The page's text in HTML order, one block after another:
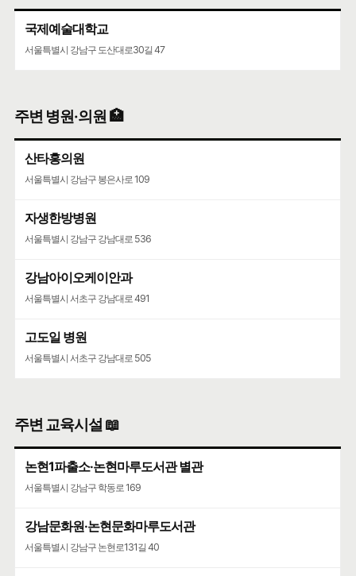
국제예술대학교
서울특별시 강남구 도산대로30길 47
주변 병원·의원 🏥
산타홍의원
서울특별시 강남구 봉은사로 109
자생한방병원
서울특별시 강남구 강남대로 536
강남아이오케이안과
서울특별시 서초구 강남대로 491
고도일 병원
서울특별시 서초구 강남대로 505
주변 교육시설 📖
논현1파출소·논현마루도서관 별관
서울특별시 강남구 학동로 169
강남문화원·논현문화마루도서관
서울특별시 강남구 논현로131길 40